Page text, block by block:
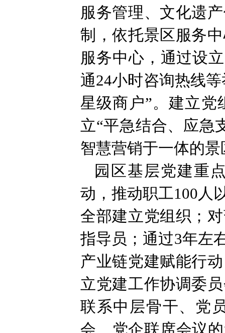
服务管理、文化遗
制，依托景区服务
服务中心，通过设
通24小时咨询热线
星级商户”。建立党
立“平急结合、应急
智慧营销于一体的
园区基层党建重
动，推动职工100人
全部建立党组织；
指导员；通过3年左
产业链党建赋能行
立党建工作协调委
联系中层骨干、党
会、党企联席会议